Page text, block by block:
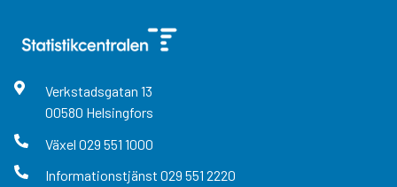
Verkstadsgatan 13
00580 Helsingfors
Växel 029 551 1000
Informationstjänst 029 551 2220